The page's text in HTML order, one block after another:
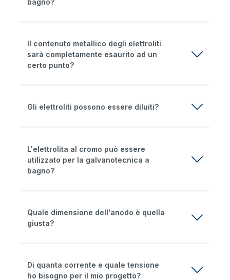
bagno?
Il contenuto metallico degli elettroliti
sarà completamente esaurito ad un
certo punto?
Gli elettroliti possono essere diluiti?
L'elettrolita al cromo può essere
utilizzato per la galvanotecnica a
bagno?
Quale dimensione dell'anodo è quella
giusta?
Di quanta corrente e quale tensione
ho bisogno per il mio progetto?